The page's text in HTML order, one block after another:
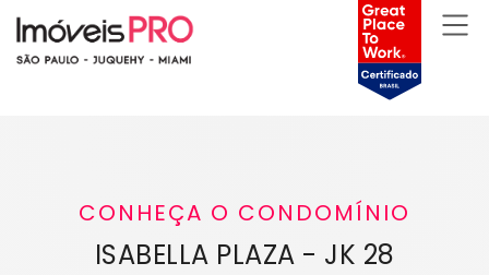
CONHEÇA O CONDOMÍNIO
ISABELLA PLAZA - JK 28